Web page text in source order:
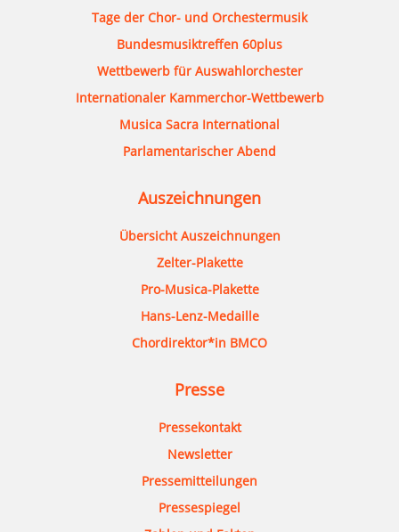
Tage der Chor- und Orchestermusik
Bundesmusiktreffen 60plus
Wettbewerb für Auswahlorchester
Internationaler Kammerchor-Wettbewerb
Musica Sacra International
Parlamentarischer Abend
Auszeichnungen
Übersicht Auszeichnungen
Zelter-Plakette
Pro-Musica-Plakette
Hans-Lenz-Medaille
Chordirektor*in BMCO
Presse
Pressekontakt
Newsletter
Pressemitteilungen
Pressespiegel